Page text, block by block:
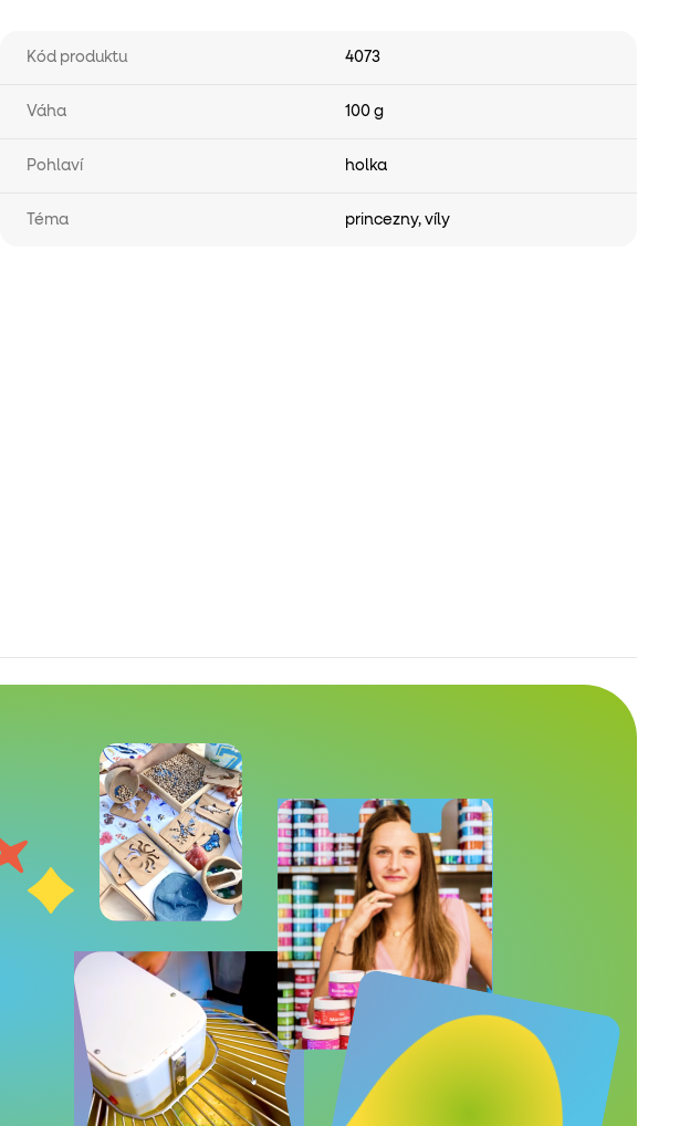
Kód produktu 4073
Váha 100 g
Pohlaví holka
Téma princezny, víly